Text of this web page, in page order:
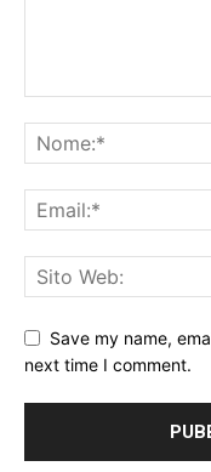
Save my name,
next time I comment.